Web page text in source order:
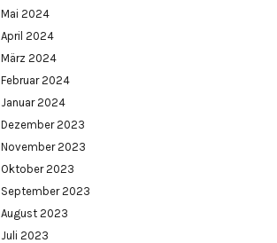
Mai 2024
April 2024
März 2024
Februar 2024
Januar 2024
Dezember 2023
November 2023
Oktober 2023
September 2023
August 2023
Juli 2023